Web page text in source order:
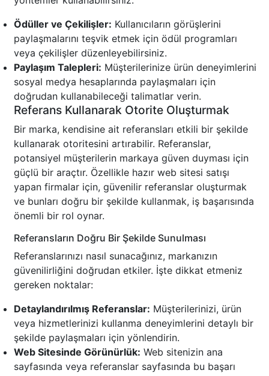
Ödüller ve Çekilişler: Kullanıcıların görüşlerini
paylaşmalarını teşvik etmek için ödül programları
veya çekilişler düzenleyebilirsiniz.
Paylaşım Talepleri: Müşterilerinize ürün deneyimlerini
sosyal medya hesaplarında paylaşmaları için
doğrudan kullanabileceği talimatlar verin.
Referans Kullanarak Otorite Oluşturmak
Bir marka, kendisine ait referansları etkili bir şekilde
kullanarak otoritesini artırabilir. Referanslar,
potansiyel müşterilerin markaya güven duyması için
güçlü bir araçtır. Özellikle hazır web sitesi satışı
yapan firmalar için, güvenilir referanslar oluşturmak
ve bunları doğru bir şekilde kullanmak, iş başarısında
önemli bir rol oynar.
Referansların Doğru Bir Şekilde Sunulması
Referanslarınızı nasıl sunacağınız, markanızın
güvenilirliğini doğrudan etkiler. İşte dikkat etmeniz
gereken noktalar:
Detaylandırılmış Referanslar: Müşterilerinizi, ürün
veya hizmetlerinizi kullanma deneyimlerini detaylı bir
şekilde paylaşmaları için yönlendirin.
Web Sitesinde Görünürlük: Web sitenizin ana
sayfasında veya referanslar sayfasında bu başarı